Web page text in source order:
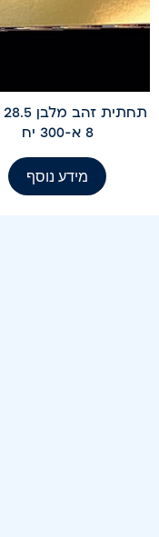
8 א-300 יח
מידע נוסף